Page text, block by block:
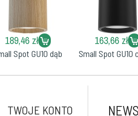
189,46 zł
Spot GU10 dąb
163,66 zł
Small Spot GU10
TWOJE KONTO